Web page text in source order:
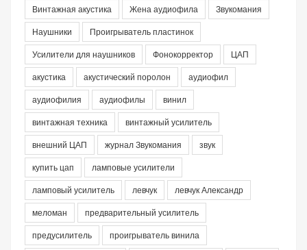
Винтажная акустика
Жена аудиофила
Звукомания
Наушники
Проигрыватель пластинок
Усилители для наушников
Фонокорректор
ЦАП
акустика
акустический поролон
аудиофил
аудиофилия
аудиофилы
винил
винтажная техника
винтажный усилитель
внешний ЦАП
журнал Звукомания
звук
купить цап
ламповые усилители
ламповый усилитель
левчук
левчук Александр
меломан
предварительный усилитель
предусилитель
проигрыватель винила